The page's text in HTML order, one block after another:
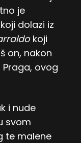
je
dolazi iz
koji
on, nakon
ovog
i nude
svom
te malene